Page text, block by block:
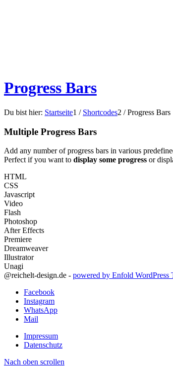
Progress Bars
Du bist hier: Startseite1 / Shortcodes2 / Progress Bars
Multiple Progress Bars
Add any number of progress bars in various
Perfect if you want to display some progress or
HTML
CSS
Javascript
Video
Flash
Photoshop
After Effects
Premiere
Dreamweaver
Illustrator
Unagi
@reichelt-design.de - powered by Enfold WordPress
Facebook
Instagram
WhatsApp
Mail
Impressum
Datenschutz
Nach oben scrollen